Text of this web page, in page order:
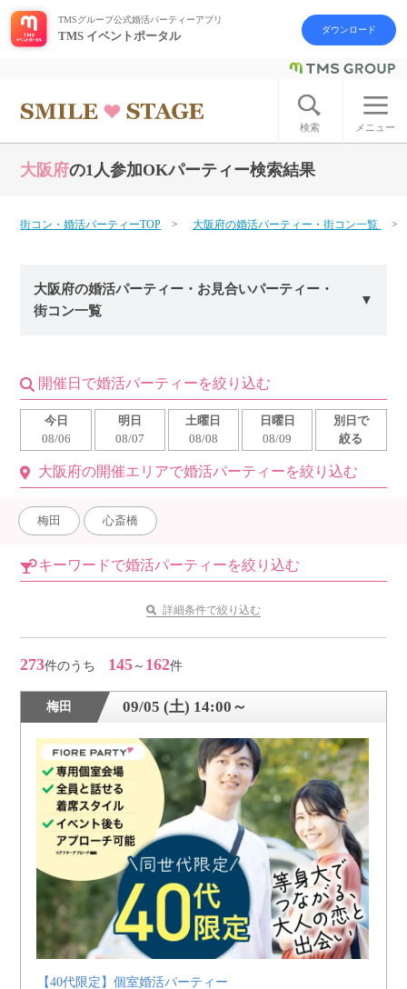
ログイン アカウント登録
はじめての方へ
今週の婚活パーティー
よくあるご質問
お問い合わせ
利用規約
個人情報保護方針launch
子どもの安全基準に関するポリシー
公式アカウントで最新情報を配信中！
PR
約1,300店の中から
おすすめの優良結婚相談所をご紹介
個人情報保護のため
プライバシーマークを
取得しております
TMSグループ公式婚活パーティーアプリ
TMS イベントポータル ダウンロード
検索 メニュー
大阪府の1人参加OKパーティー検索結果
街コン・婚活パーティーTOP 大阪府の婚活パーティー・街コン一覧
大阪府の婚活パーティー・お見合いパーティー・
街コン一覧
開催日で婚活パーティーを絞り込む
今日
08/06
明日
08/07
土曜日
08/08
日曜日
08/09
別日で
絞る
大阪府の開催エリアで婚活パーティーを絞り込む
梅田 心斎橋
キーワードで婚活パーティーを絞り込む
詳細条件で絞り込む
273件のうち 145 ～ 162件
梅田 09/05 (土) 14:00～
【40代限定】個室婚活パーティー